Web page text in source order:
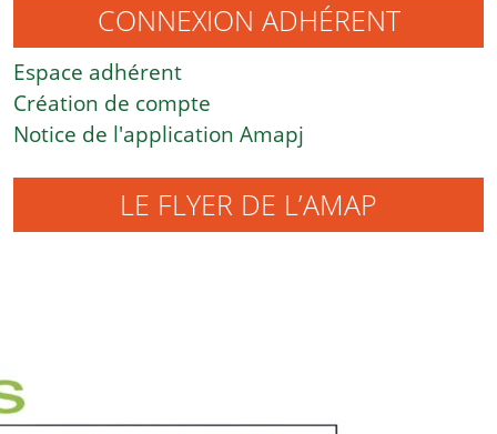
CONNEXION ADHÉRENT
Espace adhérent
Création de compte
Notice de l'application Amapj
LE FLYER DE L’AMAP